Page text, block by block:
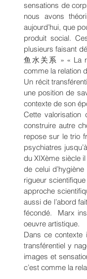
sensations de
nous avons
aujourd’hui, que
produit social.
plusieurs faisant
鱼水关系 » « La
comme la relation
Un récit
une position de
contexte de son
Cette valorisation
construire autre
repose sur le trio
psychiatres
du XIXème siècle
de celui
rigueur
approche
aussi de l’abord
fécondé.  Marx
oeuvre artistique.
Dans ce contexte
transférentiel y
images et
c’est comme la